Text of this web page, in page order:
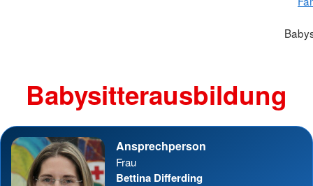
Babysitterausbildung
Ansprechperson
Frau
Bettina Differding